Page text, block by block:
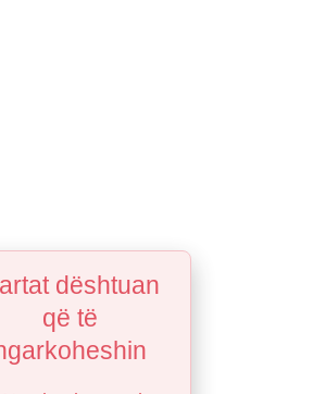
dështuan
që të